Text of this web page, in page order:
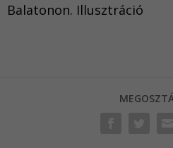
Balatonon. Illusztráció